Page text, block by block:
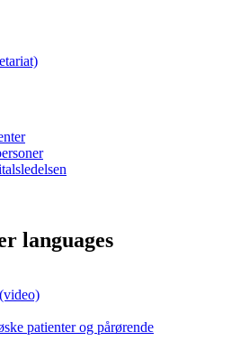
languages
patienter og pårørende